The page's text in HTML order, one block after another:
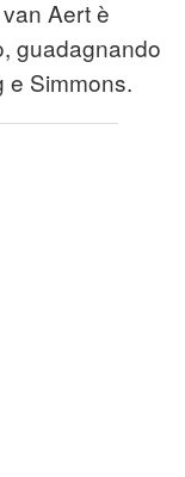
Aert è
guadagnando
e Simmons.